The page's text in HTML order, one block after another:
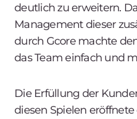
deutlich zu erweitern.
Management dieser
durch Gcore machte
das Team einfach und
Die Erfüllung der
diesen Spielen